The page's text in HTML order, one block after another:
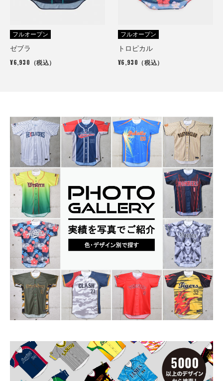
フルオープン
ゼブラ
¥6,930（税込）
フルオープン
トロピカル
¥6,930（税込）